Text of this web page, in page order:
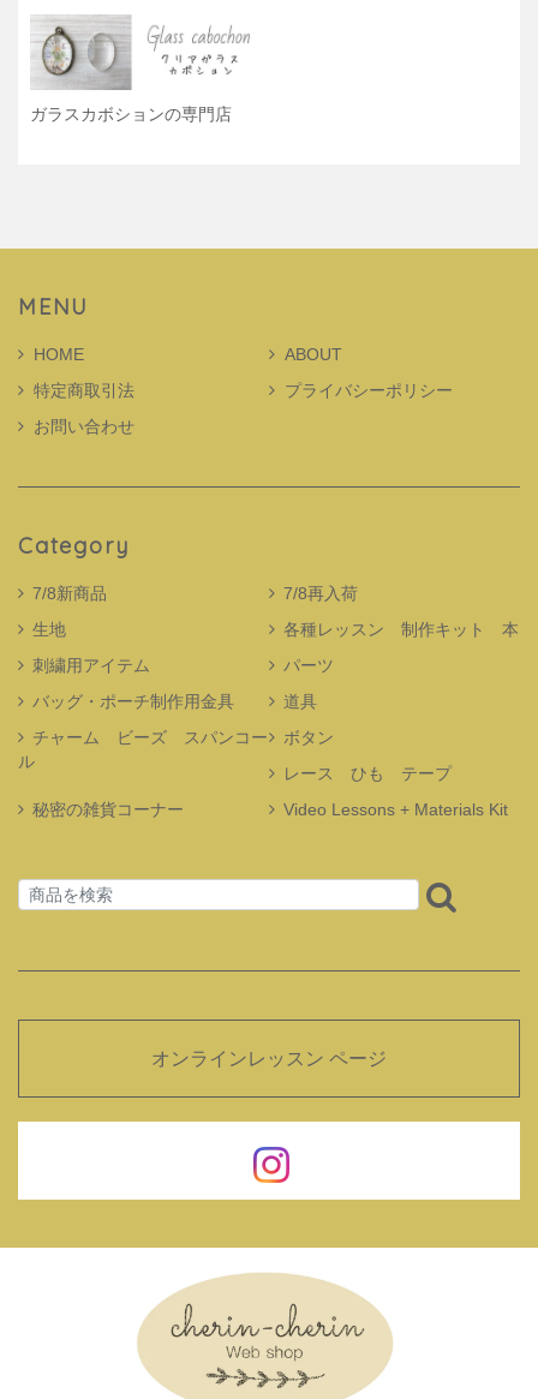
ガラスカボションの専門店
MENU
HOME
ABOUT
特定商取引法
プライバシーポリシー
お問い合わせ
Category
7/8新商品
7/8再入荷
生地
各種レッスン 制作キット 本
刺繍用アイテム
パーツ
バッグ・ポーチ制作用金具
道具
チャーム ビーズ スパンコー
ル
ボタン
レース ひも テープ
秘密の雑貨コーナー
Video Lessons + Materials Kit
オンラインレッスン ページ